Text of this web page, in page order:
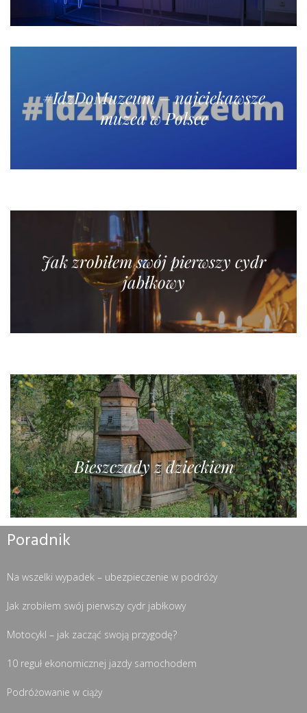
#IdzDoMuzeum – najciekawsze
muzea w Polsce
Jak zrobiłem swój pierwszy cydr
jabłkowy
Bieszczady z dzieckiem
Poradnik
Na wszelki wypadek – ubezpieczenie w podróży
Jak zrobiłem swój pierwszy cydr jabłkowy
Motocykl – jak zacząć swoją przygodę?
10 reguł ekonomicznej jazdy samochodem
Podróżowanie w ciąży